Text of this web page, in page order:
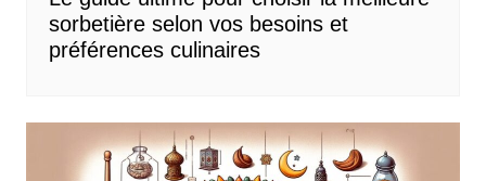
sorbetière selon vos besoins et
préférences culinaires